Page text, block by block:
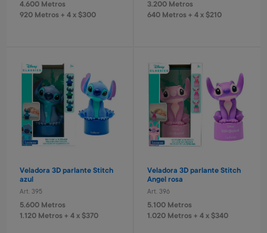
4.600 Metros
920 Metros + 4 x $300
3.200 Metros
640 Metros + 4 x $210
Veladora 3D parlante Stitch
azul
Art. 395
5.600 Metros
1.120 Metros + 4 x $370
Veladora 3D parlante Stitch
Angel rosa
Art. 396
5.100 Metros
1.020 Metros + 4 x $340